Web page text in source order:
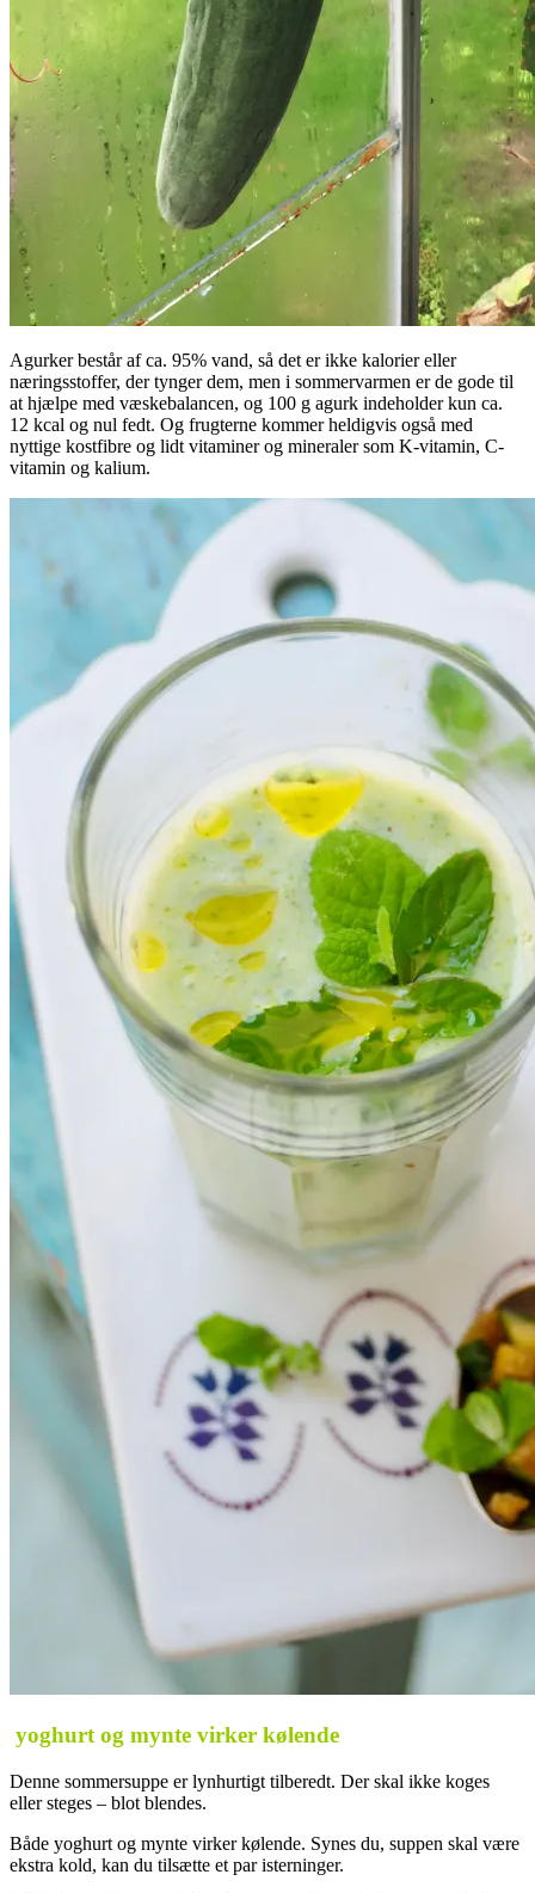
Agurker består af ca. 95% vand, så det er ikke kalorier eller
næringsstoffer, der tynger dem, men i sommervarmen er de gode til
at hjælpe med væskebalancen, og 100 g agurk indeholder kun ca.
12 kcal og nul fedt. Og frugterne kommer heldigvis også med
nyttige kostfibre og lidt vitaminer og mineraler som K-vitamin, C-
vitamin og kalium.
yoghurt og mynte virker kølende
Denne sommersuppe er lynhurtigt tilberedt. Der skal ikke koges
eller steges – blot blendes.
Både yoghurt og mynte virker kølende. Synes du, suppen skal være
ekstra kold, kan du tilsætte et par isterninger.